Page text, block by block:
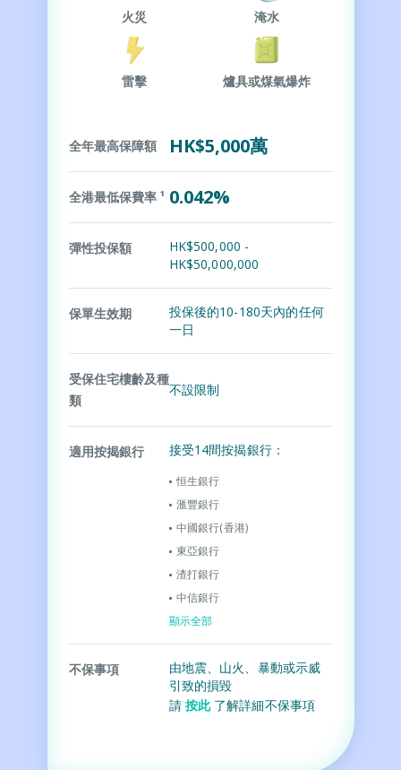
火災 淹水
雷擊 爐具或煤氣爆炸
全年最高保障額 HK$5,000萬
全港最低保費率 ¹ 0.042%
彈性投保額
HK$500,000 -
HK$50,000,000
保單生效期
投保後的10-180天內的任何
一日
受保住宅樓齡及種
類
不設限制
適用按揭銀行 接受14間按揭銀行：
恒生銀行
滙豐銀行
中國銀行(香港)​
東亞銀行
渣打銀行
中信銀行
顯示全部
不保事項
由地震、山火、暴動或示威
引致的損毀
請 按此了解詳細不保事項